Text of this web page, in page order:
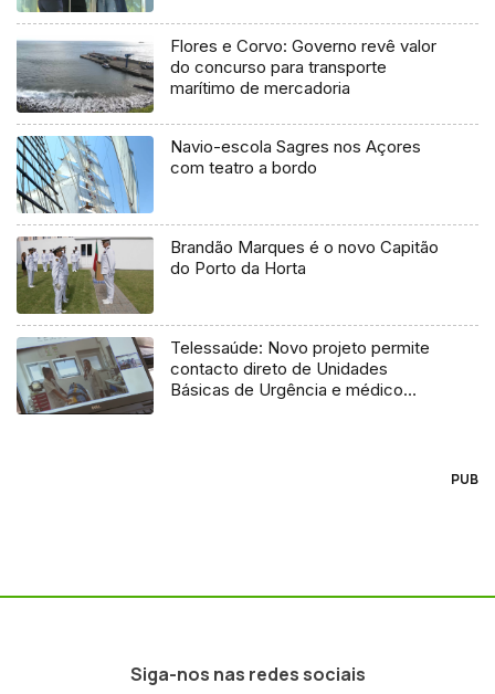
Flores e Corvo: Governo revê valor
do concurso para transporte
marítimo de mercadoria
Navio-escola Sagres nos Açores
com teatro a bordo
Brandão Marques é o novo Capitão
do Porto da Horta
Telessaúde: Novo projeto permite
contacto direto de Unidades
Básicas de Urgência e médico
PUB
Siga-nos nas redes sociais